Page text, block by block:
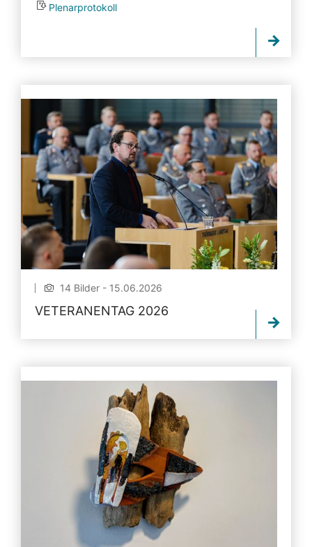
Plenarprotokoll
14 Bilder - 15.06.2026
VETERANENTAG 2026